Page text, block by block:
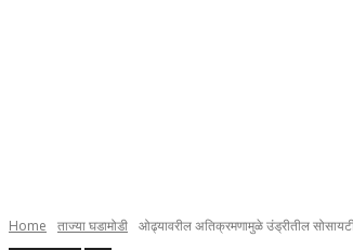
Home ताज्या घडामोडी ओढ्यावरील अतिक्रमणामुळे उंड्रीतील